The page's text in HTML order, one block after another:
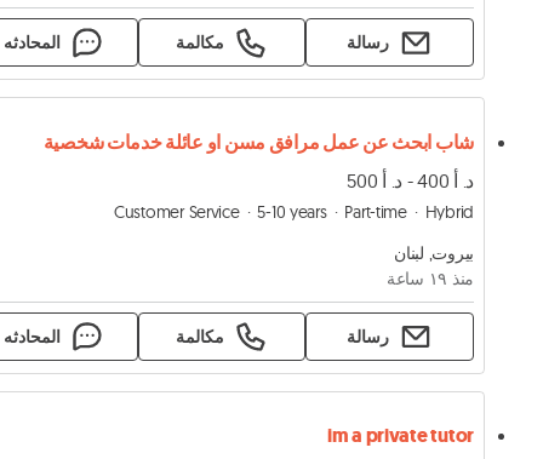
رسالة مكالمة المحادثه
شاب ابحث عن عمل مرافق مسن او عائلة خدمات شخصية
د. أ 400 - د. أ 500
Customer Service 5-10 years Part-time
Hybrid
بيروت, لبنان
منذ ١٩ ساعة
رسالة مكالمة المحادثه
im a private tutor